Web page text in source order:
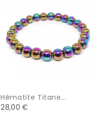
Hématite Titane...
28,00 €